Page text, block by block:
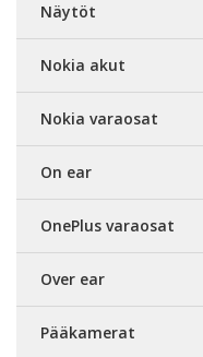
Näytöt
Nokia akut
Nokia varaosat
On ear
OnePlus varaosat
Over ear
Pääkamerat